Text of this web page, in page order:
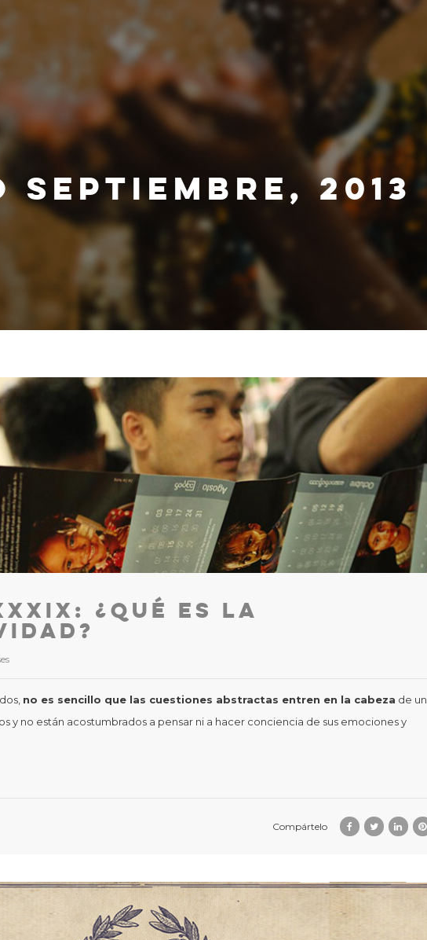
SEPTIEMBRE, 2013
¿Qué es la
no es sencillo que las cuestiones abstractas entren en la cabeza de un
y no están acostumbrados a pensar ni a hacer conciencia de sus emociones y
Compártelo